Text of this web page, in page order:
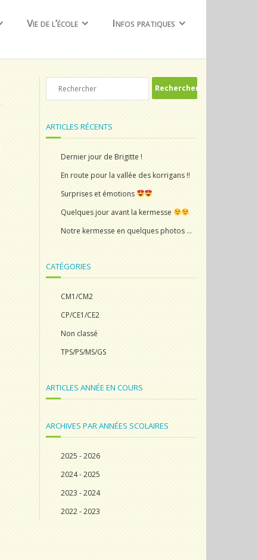
Vie de l’école Infos pratiques
ARTICLES RÉCENTS
Dernier jour de Brigitte !
En route pour la vallée des korrigans !!
Surprises et émotions
Quelques jour avant la kermesse
Notre kermesse en quelques photos …
CATÉGORIES
CM1/CM2
CP/CE1/CE2
Non classé
TPS/PS/MS/GS
ARTICLES ANNÉE EN COURS
ARCHIVES PAR ANNÉES SCOLAIRES
2025 - 2026
2024 - 2025
2023 - 2024
2022 - 2023